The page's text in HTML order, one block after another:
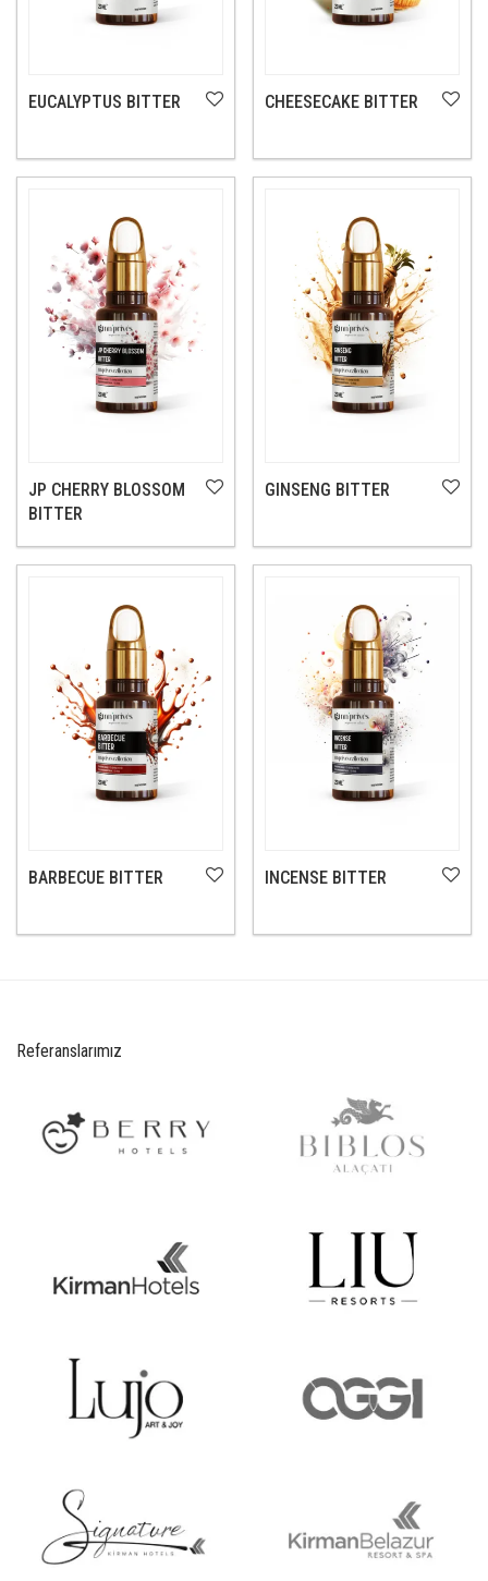
EUCALYPTUS BITTER CHEESECAKE BITTER
JP CHERRY BLOSSOM
BITTER
GINSENG BITTER
BARBECUE BITTER INCENSE BITTER
Referanslarımız